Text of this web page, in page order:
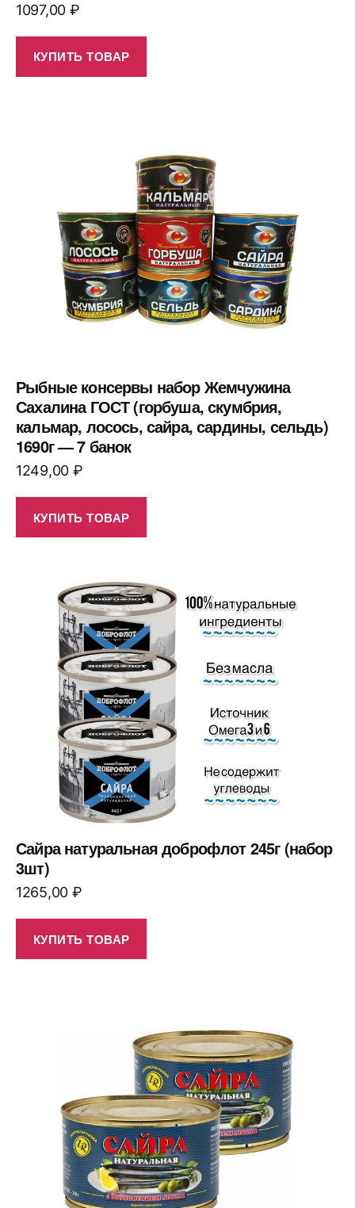
1097,00 ₽
КУПИТЬ ТОВАР
Рыбные консервы набор Жемчужина
Сахалина ГОСТ (горбуша, скумбрия,
кальмар, лосось, сайра, сардины, сельдь)
1690г — 7 банок
1249,00 ₽
КУПИТЬ ТОВАР
Сайра натуральная доброфлот 245г (набор
3шт)
1265,00 ₽
КУПИТЬ ТОВАР